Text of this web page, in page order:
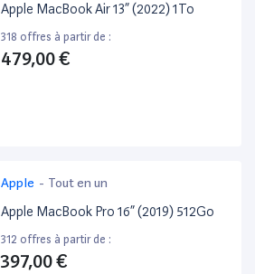
Apple MacBook Air 13” (2022) 1To
318 offres à partir de :
479,00 €
Apple - Tout en un
Apple MacBook Pro 16” (2019) 512Go
312 offres à partir de :
397,00 €